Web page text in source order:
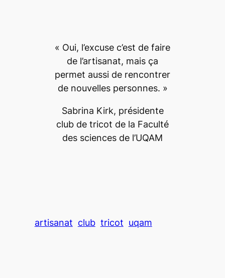
« Oui, l’excuse c’est de faire
de l’artisanat, mais ça
permet aussi de rencontrer
de nouvelles personnes. »
Sabrina Kirk, présidente
club de tricot de la Faculté
des sciences de l’UQAM
artisanat club tricot uqam